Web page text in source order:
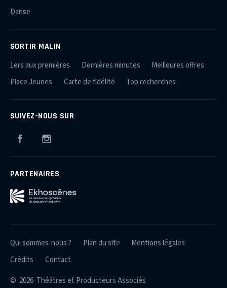
Danse
SORTIR MALIN
1ers aux premières Dernières minutes
Meilleures offres
Place Jeunes
Carte de fidélité Top recherches
SUIVEZ-NOUS SUR
Facebook
PARTENAIRES
© 2026 Théâtres et Producteurs Associés
Qui sommes-nous ? Plan du site
Mentions légales
Crédits
Contact